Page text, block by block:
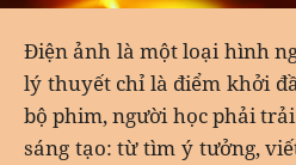
Điện ảnh là một loại hình
lý thuyết chỉ là điểm khởi
bộ phim, người học phải
sáng tạo: từ tìm ý tưởng,